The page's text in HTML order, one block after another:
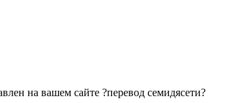
на вашем сайте ?перевод семидясети?